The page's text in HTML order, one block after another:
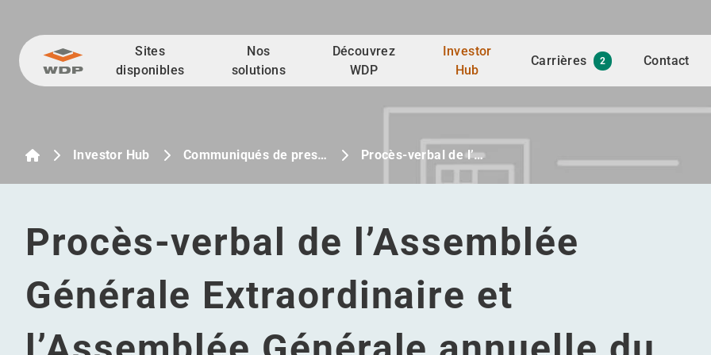
Allez au contenu
Sites
disponibles
Nos
solutions
Découvrez
WDP
Investor
Hub
Carrières 2 Contact
Investor Hub Communiqués de pres… Procès-verbal de l’…
Procès-verbal de l’Assemblée
Générale Extraordinaire et